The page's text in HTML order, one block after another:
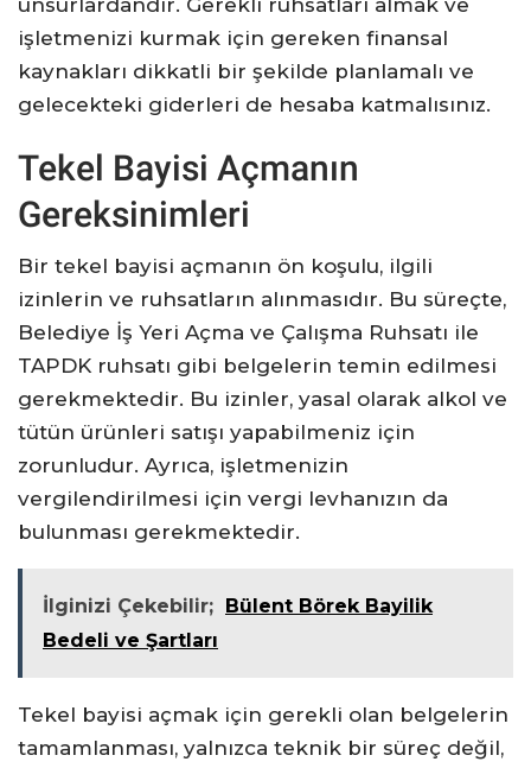
unsurlardandır. Gerekli ruhsatları almak ve
işletmenizi kurmak için gereken finansal
kaynakları dikkatli bir şekilde planlamalı ve
gelecekteki giderleri de hesaba katmalısınız.
Tekel Bayisi Açmanın
Gereksinimleri
Bir tekel bayisi açmanın ön koşulu, ilgili
izinlerin ve ruhsatların alınmasıdır. Bu süreçte,
Belediye İş Yeri Açma ve Çalışma Ruhsatı ile
TAPDK ruhsatı gibi belgelerin temin edilmesi
gerekmektedir. Bu izinler, yasal olarak alkol ve
tütün ürünleri satışı yapabilmeniz için
zorunludur. Ayrıca, işletmenizin
vergilendirilmesi için vergi levhanızın da
bulunması gerekmektedir.
İlginizi Çekebilir; Bülent Börek Bayilik
Bedeli ve Şartları
Tekel bayisi açmak için gerekli olan belgelerin
tamamlanması, yalnızca teknik bir süreç değil,